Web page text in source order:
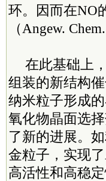
环。因而在NO
（Angew.
在此基础上
组装的新结构
纳米粒子形成
氧化物晶面选
了新的进展。
金粒子，实现
高活性和高稳